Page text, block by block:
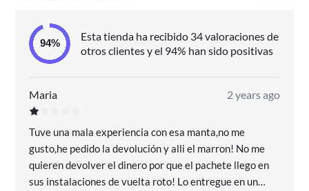
Apta para su limpieza en lavavajillas.
Esta tienda ha recibido 34 valoraciones de
otros clientes y el 94% han sido positivas
Maria 2 years ago
Tuve una mala experiencia con esa manta,no me
gusto,he pedido la devolución y alli el marron! No me
quieren devolver el dinero por que el pachete llego en
sus instalaciones de vuelta roto! Lo entregue en un